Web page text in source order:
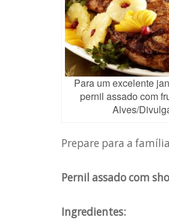
Para um excelente
pernil assado com
Alves/
Prepare para a
Pernil assado com
Ingredientes: